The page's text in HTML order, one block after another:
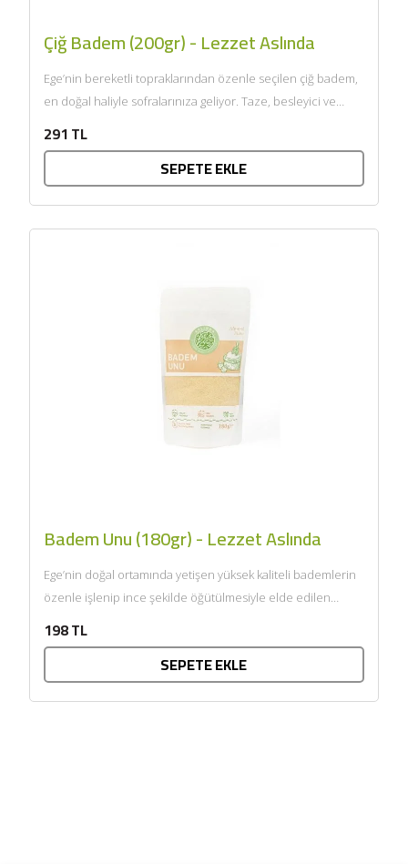
Çiğ Badem (200gr) - Lezzet Aslında
Ege’nin bereketli topraklarından özenle seçilen çiğ badem,
en doğal haliyle sofralarınıza geliyor. Taze, besleyici ve
291 TL
SEPETE EKLE
Badem Unu (180gr) - Lezzet Aslında
Ege’nin doğal ortamında yetişen yüksek kaliteli bademlerin
özenle işlenip ince şekilde öğütülmesiyle elde edilen
198 TL
SEPETE EKLE